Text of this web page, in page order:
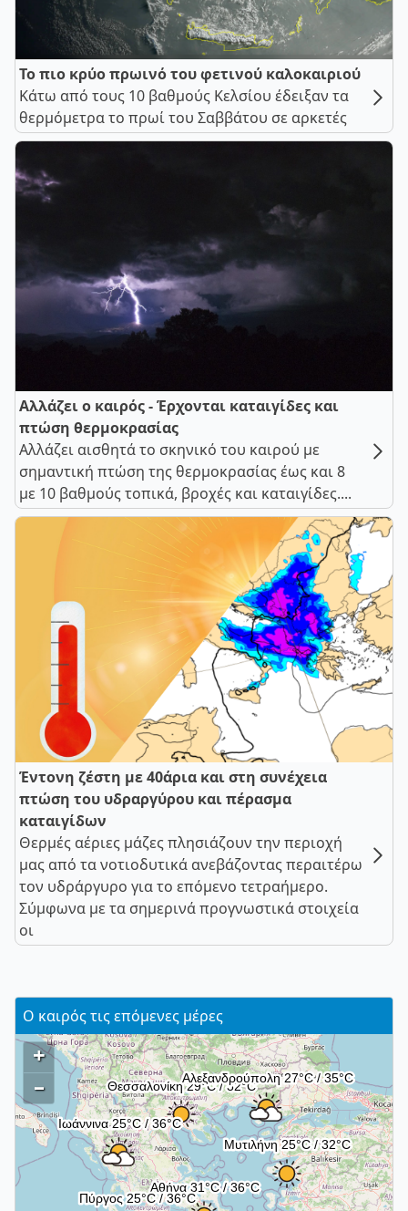
Το πιο κρύο πρωινό του φετινού καλοκαιριού
Κάτω από τους 10 βαθμούς Κελσίου έδειξαν τα
θερμόμετρα το πρωί του Σαββάτου σε αρκετές
Αλλάζει ο καιρός - Έρχονται καταιγίδες και
πτώση θερμοκρασίας
Αλλάζει αισθητά το σκηνικό του καιρού με
σημαντική πτώση της θερμοκρασίας έως και 8
με 10 βαθμούς τοπικά, βροχές και καταιγίδες....
Έντονη ζέστη με 40άρια και στη συνέχεια
πτώση του υδραργύρου και πέρασμα
καταιγίδων
Θερμές αέριες μάζες πλησιάζουν την περιοχή
μας από τα νοτιοδυτικά ανεβάζοντας περαιτέρω
τον υδράργυρο για το επόμενο τετραήμερο.
Σύμφωνα με τα σημερινά προγνωστικά στοιχεία
οι
Ο καιρός τις επόμενες μέρες
+
–